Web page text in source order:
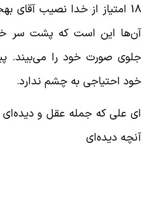
18 امتیاز از خدا نصیب آقای
این است که پشت سر خود
صورت خود را می‌بیند.
احتیاجی به چشم ندارد.
علی که جمله عقل و
دیده‌ای